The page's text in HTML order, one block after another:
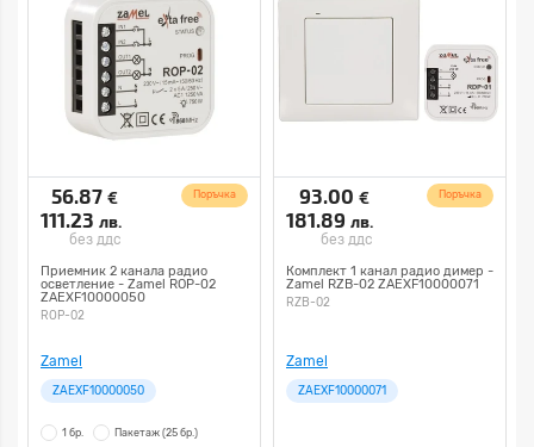
56.87 €
111.23 лв.
без ддс
Поръчка
Приемник 2 канала радио
осветление - Zamel ROP-02
ZAEXF10000050
ROP-02
Zamel
ZAEXF10000050
1 бр. Пакетаж (25 бр.)
93.00 €
181.89 лв.
без ддс
Поръчка
Комплект 1 канал радио димер -
Zamel RZB-02 ZAEXF10000071
RZB-02
Zamel
ZAEXF10000071